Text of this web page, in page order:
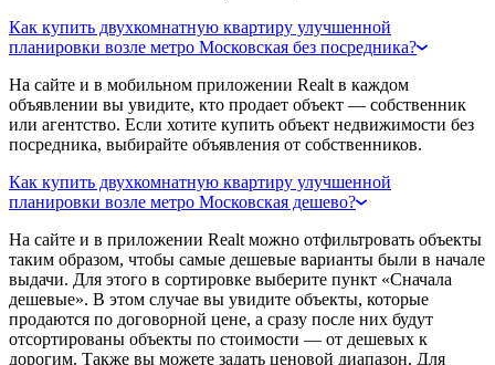
Как купить двухкомнатную квартиру улучшенной
планировки возле метро Московская без посредника?
На сайте и в мобильном приложении Realt в каждом
объявлении вы увидите, кто продает объект — собственник
или агентство. Если хотите купить объект недвижимости без
посредника, выбирайте объявления от собственников.
Как купить двухкомнатную квартиру улучшенной
планировки возле метро Московская дешево?
На сайте и в приложении Realt можно отфильтровать объекты
таким образом, чтобы самые дешевые варианты были в начале
выдачи. Для этого в сортировке выберите пункт «Сначала
дешевые». В этом случае вы увидите объекты, которые
продаются по договорной цене, а сразу после них будут
отсортированы объекты по стоимости — от дешевых к
дорогим. Также вы можете задать ценовой диапазон. Для